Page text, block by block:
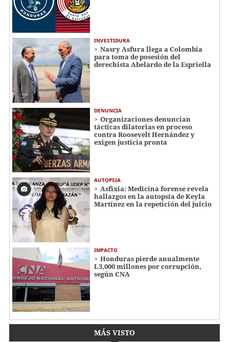
INVESTIDURA
Nasry Asfura llega a Colombia
para toma de posesión del
derechista Abelardo de la Espriella
DENUNCIA
Organizaciones denuncian
tácticas dilatorias en proceso
contra Roosevelt Hernández y
exigen justicia pronta
AUTOPSIA
Asfixia: Medicina forense revela
hallazgos en la autopsia de Keyla
Martínez en la repetición del juicio
IMPACTO
Honduras pierde anualmente
L3,000 millones por corrupción,
según CNA
MÁS VISTO